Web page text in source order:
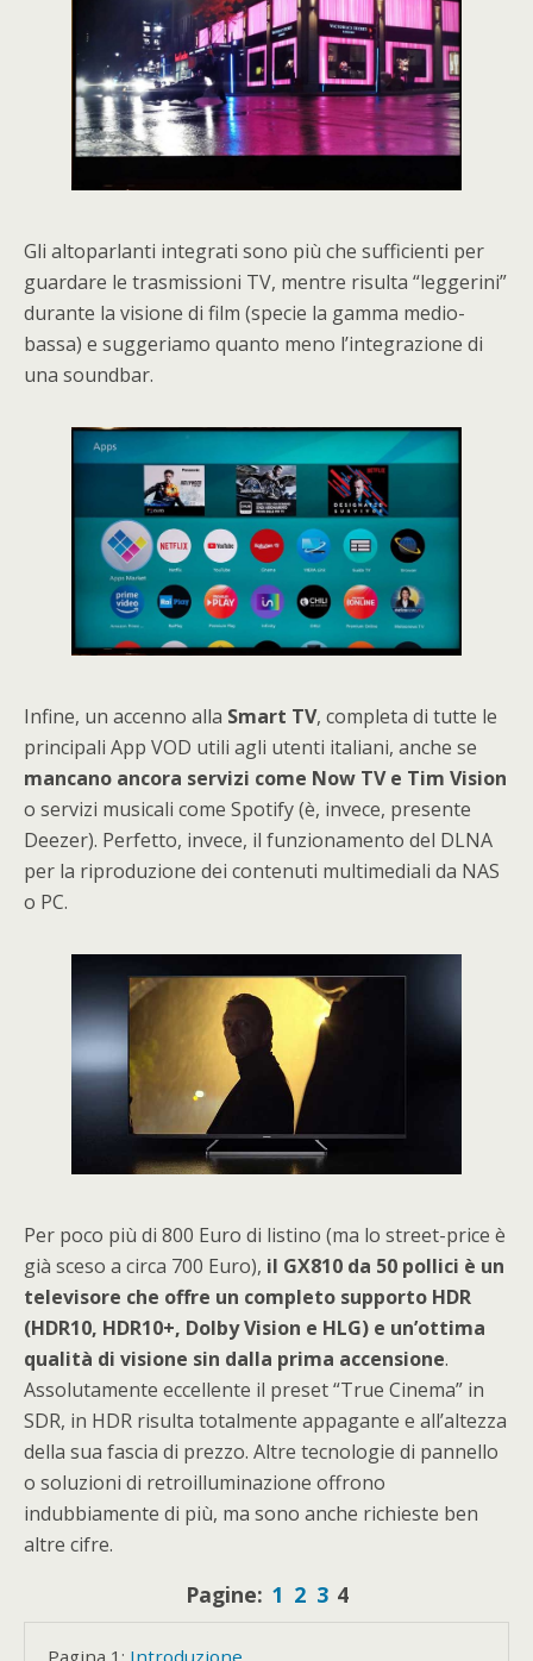
Gli altoparlanti integrati sono più che sufficienti per
guardare le trasmissioni TV, mentre risulta “leggerini”
durante la visione di film (specie la gamma medio-
bassa) e suggeriamo quanto meno l’integrazione di
una soundbar.
Infine, un accenno alla Smart TV, completa di tutte le
principali App VOD utili agli utenti italiani, anche se
mancano ancora servizi come Now TV e Tim Vision
o servizi musicali come Spotify (è, invece, presente
Deezer). Perfetto, invece, il funzionamento del DLNA
per la riproduzione dei contenuti multimediali da NAS
o PC.
Per poco più di 800 Euro di listino (ma lo street-price è
già sceso a circa 700 Euro), il GX810 da 50 pollici è un
televisore che offre un completo supporto HDR
(HDR10, HDR10+, Dolby Vision e HLG) e un’ottima
qualità di visione sin dalla prima accensione.
Assolutamente eccellente il preset “True Cinema” in
SDR, in HDR risulta totalmente appagante e all’altezza
della sua fascia di prezzo. Altre tecnologie di pannello
o soluzioni di retroilluminazione offrono
indubbiamente di più, ma sono anche richieste ben
altre cifre.
Pagine: 1 2 3 4
Pagina 1: Introduzione